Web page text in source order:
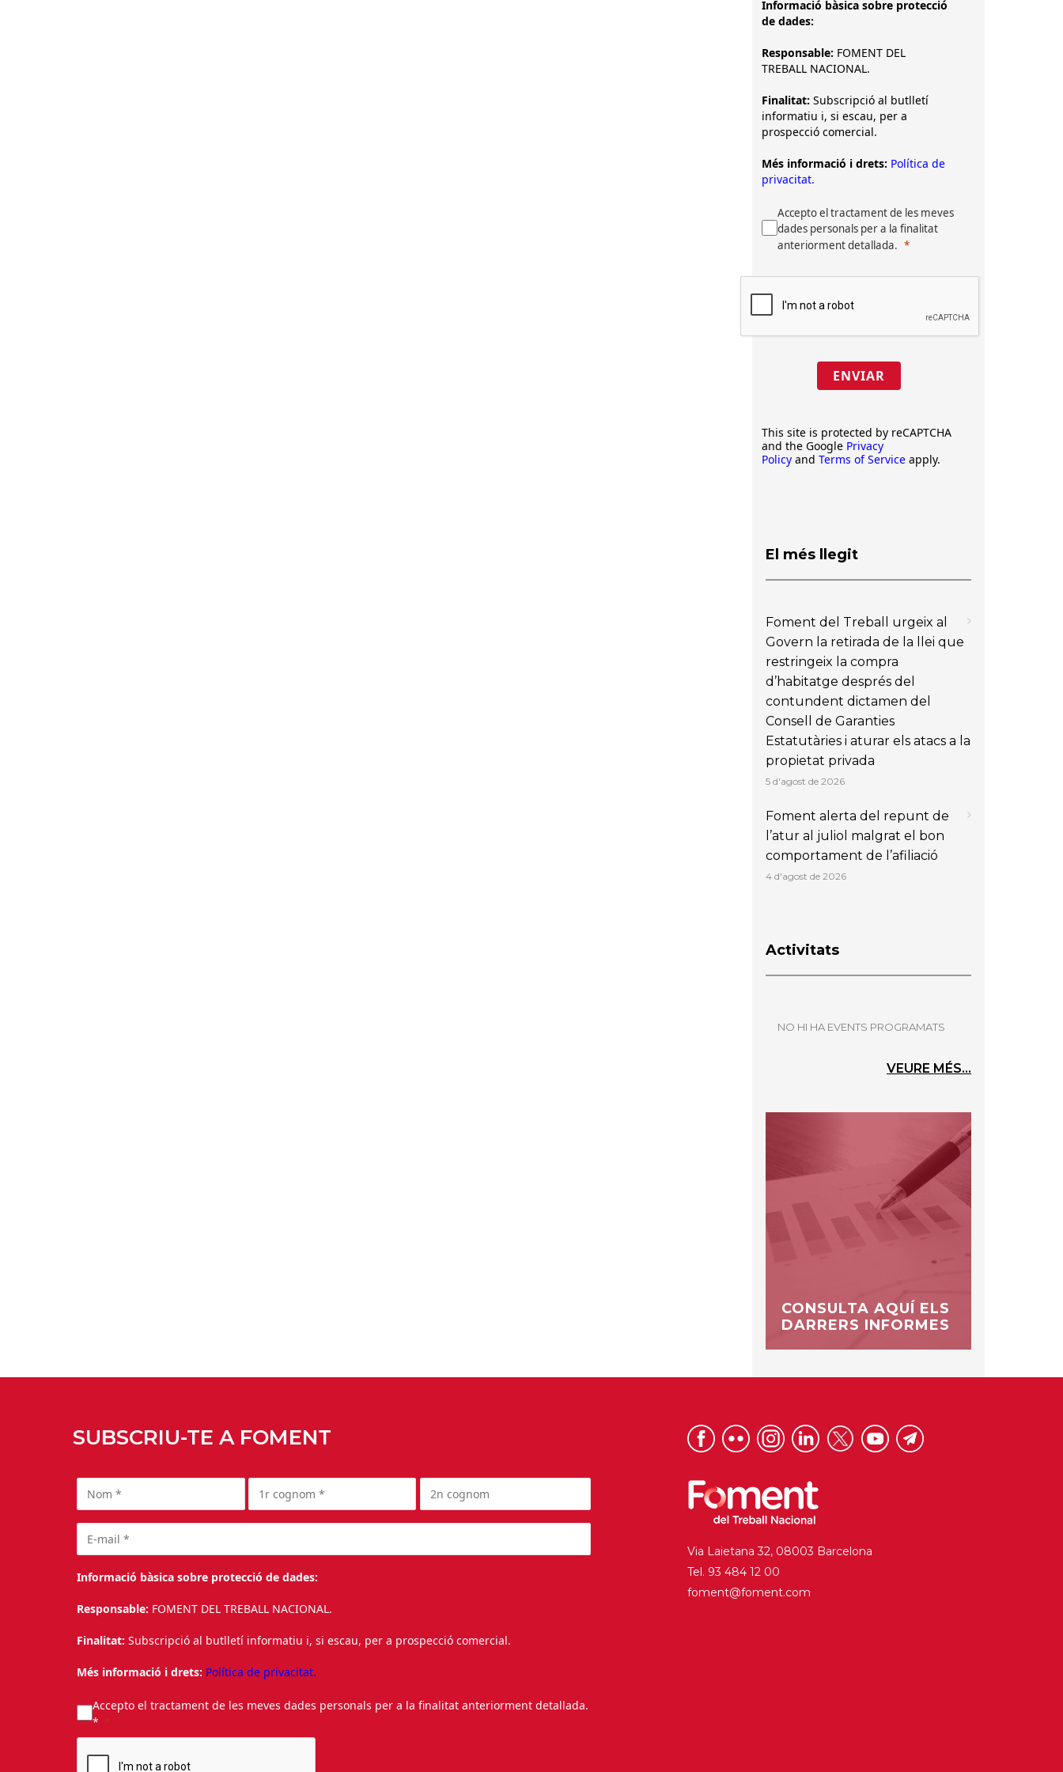
Informació bàsica sobre protecció
de dades:
Responsable: FOMENT DEL
TREBALL NACIONAL.
Finalitat: Subscripció al butlletí
informatiu i, si escau, per a
prospecció comercial.
Més informació i drets: Política de
privacitat.
Accepto el tractament de les meves
dades personals per a la finalitat
anteriorment detallada.
ENVIAR
This site is protected by reCAPTCHA
and the Google Privacy
Policy and Terms of Service apply.
El més llegit
Foment del Treball urgeix al
Govern la retirada de la llei que
restringeix la compra
d’habitatge després del
contundent dictamen del
Consell de Garanties
Estatutàries i aturar els atacs a la
propietat privada
5 d'agost de 2026
Foment alerta del repunt de
l’atur al juliol malgrat el bon
comportament de l’afiliació
4 d'agost de 2026
Activitats
NO HI HA EVENTS PROGRAMATS
VEURE MÉS...
CONSULTA AQUÍ ELS
DARRERS INFORMES
SUBSCRIU-TE A FOMENT
Informació bàsica sobre protecció de dades:
Responsable: FOMENT DEL TREBALL NACIONAL.
Finalitat: Subscripció al butlletí informatiu i, si escau, per a prospecció comercial.
Més informació i drets: Política de privacitat.
Accepto el tractament de les meves dades personals per a la finalitat anteriorment detallada.
*
Via Laietana 32, 08003 Barcelona
Tel. 93 484 12 00
foment@foment.com